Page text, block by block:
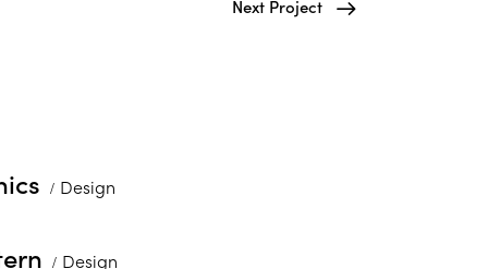
Next Project
Design
Design